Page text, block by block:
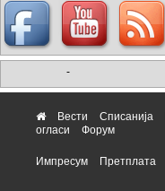
-
Вести Списанија
огласи
Форум
Импресум Претплата